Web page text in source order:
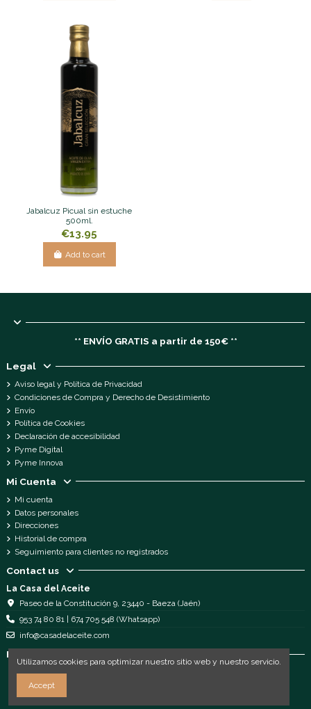
Jabalcuz Picual sin estuche
500ml.
€13.95
Add to cart
** ENVÍO GRATIS a partir de 150€ **
Legal
Aviso legal y Política de Privacidad
Condiciones de Compra y Derecho de Desistimiento
Envío
Política de Cookies
Declaración de accesibilidad
Pyme Digital
Pyme Innova
Mi Cuenta
Mi cuenta
Datos personales
Direcciones
Historial de compra
Seguimiento para clientes no registrados
Contact us
La Casa del Aceite
Paseo de la Constitución 9, 23440 - Baeza (Jaén)
953 74 80 81 | 674 705 548 (Whatsapp)
info@casadelaceite.com
Follow us
Utilizamos cookies para optimizar nuestro sitio web y nuestro servicio.
Accept